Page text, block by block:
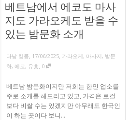
베트남에서 에코도 마사
지도 가라오케도 받을 수
있는 밤문화 소개
다낭 킹콩 17/06/2025, 가라오케, 마사지 , 밤문
화, 에코 , 유흥 0
베트남 밤문화이지만 저희는 한인 업소를
주로 소개를 해드리고 있고, 가격은 로컬
보다 비쌀 수는 있겠지만 아무래도 한국인
이 하는 곳이다 보니...